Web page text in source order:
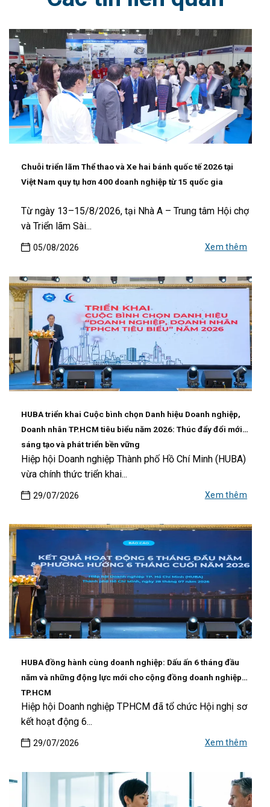
Chuỗi triển lãm Thể thao và Xe hai bánh quốc tế 2026 tại
Việt Nam quy tụ hơn 400 doanh nghiệp từ 15 quốc gia
05/08/2026
Từ ngày 13–15/8/2026, tại Nhà A – Trung tâm Hội chợ
và Triển lãm Sài...
Xem thêm
HUBA triển khai Cuộc bình chọn Danh hiệu Doanh nghiệp,
Doanh nhân TP.HCM tiêu biểu năm 2026: Thúc đẩy đổi mới
sáng tạo và phát triển bền vững
29/07/2026
Hiệp hội Doanh nghiệp Thành phố Hồ Chí Minh (HUBA)
vừa chính thức triển khai...
Xem thêm
HUBA đồng hành cùng doanh nghiệp: Dấu ấn 6 tháng đầu
năm và những động lực mới cho cộng đồng doanh nghiệp
TP.HCM
29/07/2026
Hiệp hội Doanh nghiệp TPHCM đã tổ chức Hội nghị sơ
kết hoạt động 6...
Xem thêm